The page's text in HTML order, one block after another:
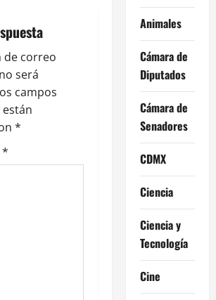
de correo
será
campos
*
*
Animales
Cámara de
Diputados
Cámara de
Senadores
CDMX
Ciencia
Ciencia y
Tecnología
Cine